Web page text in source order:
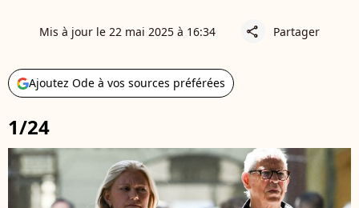
Mis à jour le 22 mai 2025 à 16:34 share Partager
Ajoutez Ode à vos sources préférées
1/24